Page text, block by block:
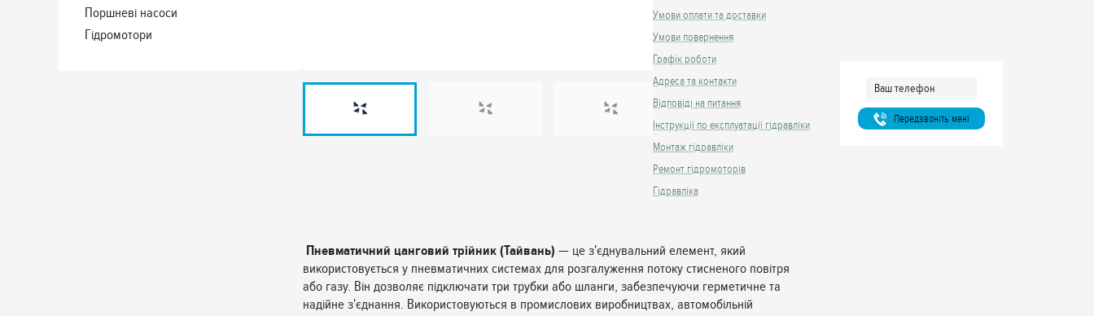
Поршневі насоси
Гідромотори
Умови оплати та доставки
Умови повернення
Графік роботи
Адреса та контакти
Відповіді на питання
Інструкції по експлуатації гідравліки
Монтаж гідравліки
Ремонт гідромоторів
Гідравліка
Передзвонiть менi
Пневматичний цанговий трійник (Тайвань) — це з'єднувальний елемент, який
використовується у пневматичних системах для розгалуження потоку стисненого повітря
або газу. Він дозволяє підключати три трубки або шланги, забезпечуючи герметичне та
надійне з'єднання. Використовуються в промислових виробництвах, автомобільній